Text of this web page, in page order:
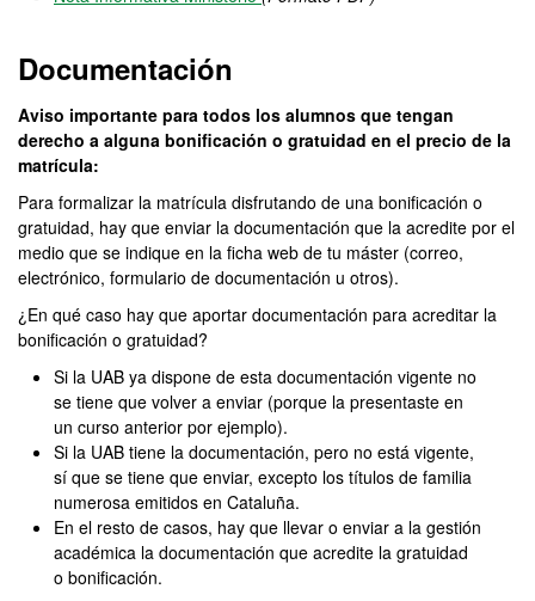
Documentación
Aviso importante para todos los alumnos que tengan
derecho a alguna bonificación o gratuidad en el precio de la
matrícula:
Para formalizar la matrícula disfrutando de una bonificación o
gratuidad, hay que enviar la documentación que la acredite por el
medio que se indique en la ficha web de tu máster (correo,
electrónico, formulario de documentación u otros).
¿En qué caso hay que aportar documentación para acreditar la
bonificación o gratuidad?
Si la UAB ya dispone de esta documentación vigente no
se tiene que volver a enviar (porque la presentaste en
un curso anterior por ejemplo).
Si la UAB tiene la documentación, pero no está vigente,
sí que se tiene que enviar, excepto los títulos de familia
numerosa emitidos en Cataluña.
En el resto de casos, hay que llevar o enviar a la gestión
académica la documentación que acredite la gratuidad
o bonificación.